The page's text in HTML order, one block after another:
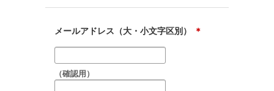
メールアドレス（大・小文字区別） ＊
（確認用）